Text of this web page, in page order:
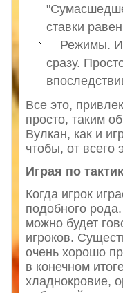
ставки
Режимы.
сразу.
Все это,
просто, таким
Вулкан, как и
чтобы, от всего
Играя по
Когда игрок
подобного
можно будет
игроков.
очень хорошо
в конечном
хладнокровие,